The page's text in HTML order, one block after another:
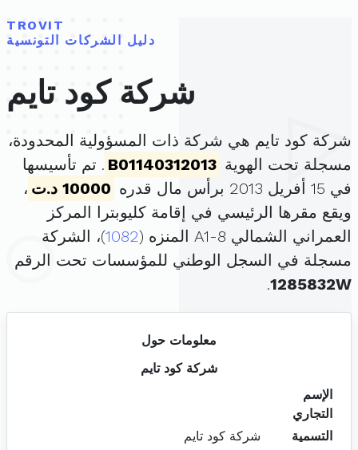
TROVIT
دليل الشركات التونسية
شركة كود تايم
شركة كود تايم هي شركة ذات المسؤولية المحدودة،
مسجلة تحت الهوية B01140312013 . تم تأسيسها
في 15 أفريل 2013 برأس مال قدره
10000 د.ت
،
ويقع مقرها الرئيسي في إقامة كليوبترا المركز
العمراني الشمالي A1-8 المنزه (
1082)، الشركة
مسجلة في السجل الوطني للمؤسسات تحت الرقم
1285832W
.
معلومات حول
شركة كود تايم
الإسم
التجاري
التسمية
شركة كود تايم